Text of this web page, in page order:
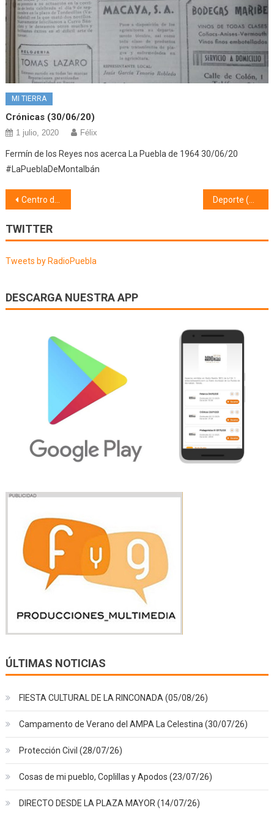
MI TIERRA
Crónicas (30/06/20)
1 julio, 2020 Félix
Fermín de los Reyes nos acerca La Puebla de 1964 30/06/20
#LaPueblaDeMontalbán
Navegación
de
entradas
Centro de la Mujer (23/11/18) Deporte (26/11/18)
TWITTER
Tweets by RadioPuebla
DESCARGA NUESTRA APP
ÚLTIMAS NOTICIAS
FIESTA CULTURAL DE LA RINCONADA (05/08/26)
Campamento de Verano del AMPA La Celestina (30/07/26)
Protección Civil (28/07/26)
Cosas de mi pueblo, Coplillas y Apodos (23/07/26)
DIRECTO DESDE LA PLAZA MAYOR (14/07/26)